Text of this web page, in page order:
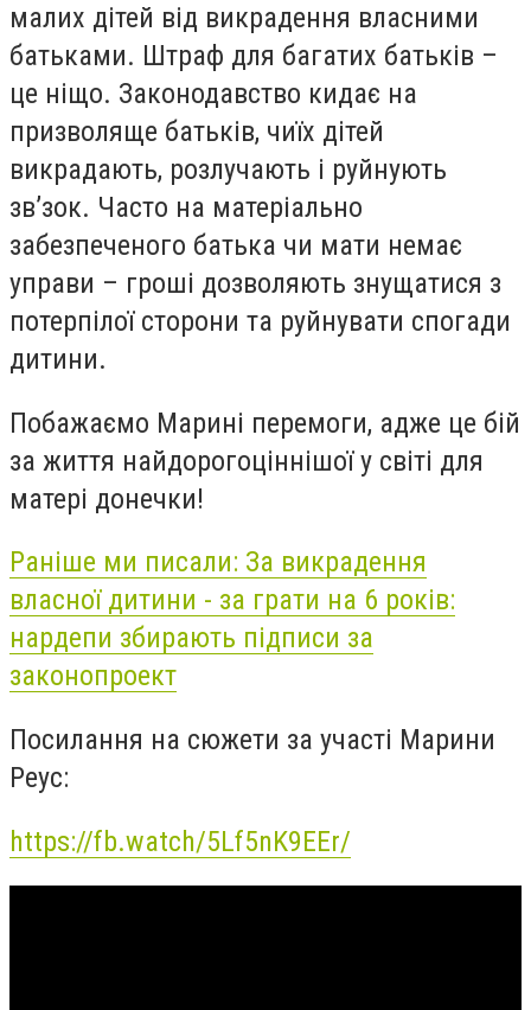
малих дітей від викрадення власними
батьками. Штраф для багатих батьків –
це ніщо. Законодавство кидає на
призволяще батьків, чиїх дітей
викрадають, розлучають і руйнують
зв’зок. Часто на матеріально
забезпеченого батька чи мати немає
управи – гроші дозволяють знущатися з
потерпілої сторони та руйнувати спогади
дитини.
Побажаємо Марині перемоги, адже це бій
за життя найдорогоціннішої у світі для
матері донечки!
Раніше ми писали: За викрадення
власної дитини - за грати на 6 років:
нардепи збирають підписи за
законопроект
Посилання на сюжети за участі Марини
Реус:
https://fb.watch/5Lf5nK9EEr/